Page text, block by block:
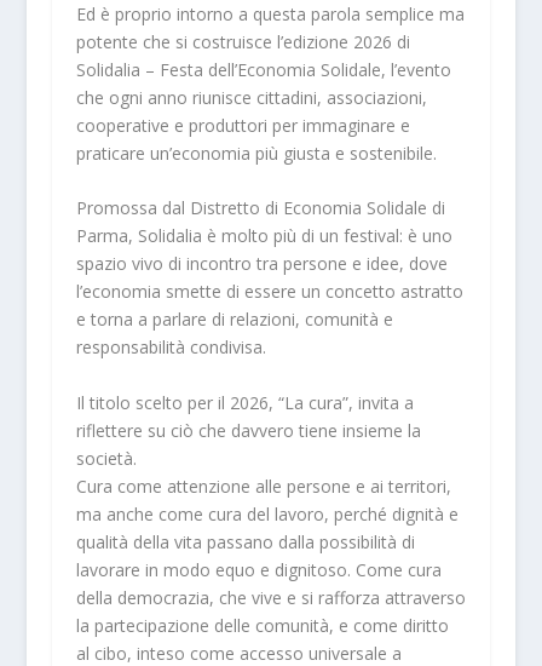
Ed è proprio intorno a questa parola semplice ma
potente che si costruisce l’edizione 2026 di
Solidalia – Festa dell’Economia Solidale, l’evento
che ogni anno riunisce cittadini, associazioni,
cooperative e produttori per immaginare e
praticare un’economia più giusta e sostenibile.
Promossa dal Distretto di Economia Solidale di
Parma, Solidalia è molto più di un festival: è uno
spazio vivo di incontro tra persone e idee, dove
l’economia smette di essere un concetto astratto
e torna a parlare di relazioni, comunità e
responsabilità condivisa.
Il titolo scelto per il 2026, “La cura”, invita a
riflettere su ciò che davvero tiene insieme la
società.
Cura come attenzione alle persone e ai territori,
ma anche come cura del lavoro, perché dignità e
qualità della vita passano dalla possibilità di
lavorare in modo equo e dignitoso. Come cura
della democrazia, che vive e si rafforza attraverso
la partecipazione delle comunità, e come diritto
al cibo, inteso come accesso universale a